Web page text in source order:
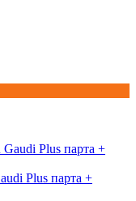
Plus парта +